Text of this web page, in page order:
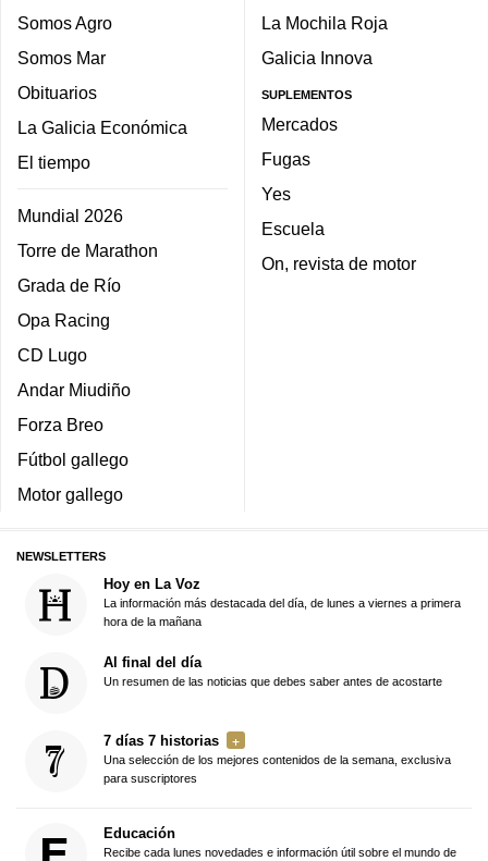
Somos Agro
Somos Mar
Obituarios
La Galicia Económica
El tiempo
Mundial 2026
Torre de Marathon
Grada de Río
Opa Racing
CD Lugo
Andar Miudiño
Forza Breo
Fútbol gallego
Motor gallego
La Mochila Roja
Galicia Innova
SUPLEMENTOS
Mercados
Fugas
Yes
Escuela
On, revista de motor
NEWSLETTERS
Hoy en La Voz
La información más destacada del día, de lunes a viernes a primera
hora de la mañana
Al final del día
Un resumen de las noticias que debes saber antes de acostarte
7 días 7 historias
Una selección de los mejores contenidos de la semana, exclusiva
para suscriptores
Educación
Recibe cada lunes novedades e información útil sobre el mundo de